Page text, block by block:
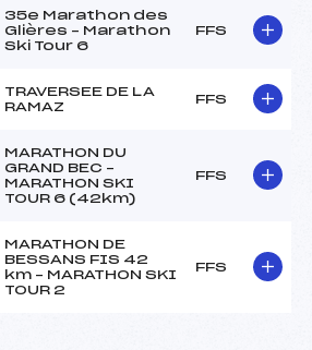
35e Marathon des
Glières – Marathon
Ski Tour 6
FFS
TRAVERSEE DE LA
RAMAZ
FFS
MARATHON DU
GRAND BEC –
MARATHON SKI
TOUR 6 (42km)
FFS
MARATHON DE
BESSANS FIS 42
km – MARATHON SKI
TOUR 2
FFS